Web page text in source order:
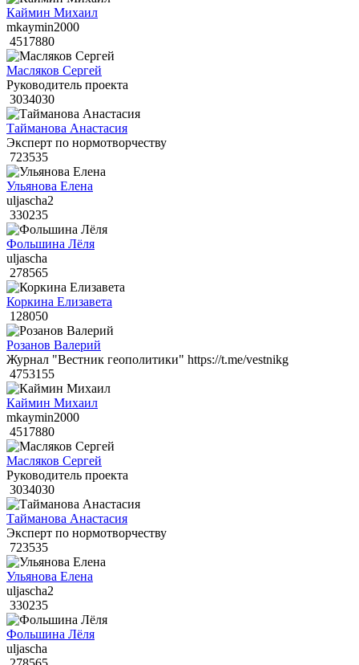
Каймин Михаил
mkaymin2000
4517880
Масляков Сергей
Руководитель проекта
3034030
Тайманова Анастасия
Эксперт по нормотворчеству
723535
Ульянова Елена
uljascha2
330235
Фольшина Лёля
uljascha
278565
Коркина Елизавета
128050
Розанов Валерий
Журнал "Вестник геополитики" https://t.me/vestnikg
4753155
Каймин Михаил
mkaymin2000
4517880
Масляков Сергей
Руководитель проекта
3034030
Тайманова Анастасия
Эксперт по нормотворчеству
723535
Ульянова Елена
uljascha2
330235
Фольшина Лёля
uljascha